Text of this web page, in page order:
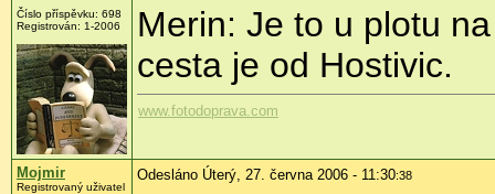
Číslo příspěvku: 698
Registrován: 1-2006
Merin: Je to u plotu
cesta je od Hostivic.
www.fotodoprava.com
Mojmir
Registrovaný uživatel
Odesláno Úterý, 27. června 2006 - 11:30:38